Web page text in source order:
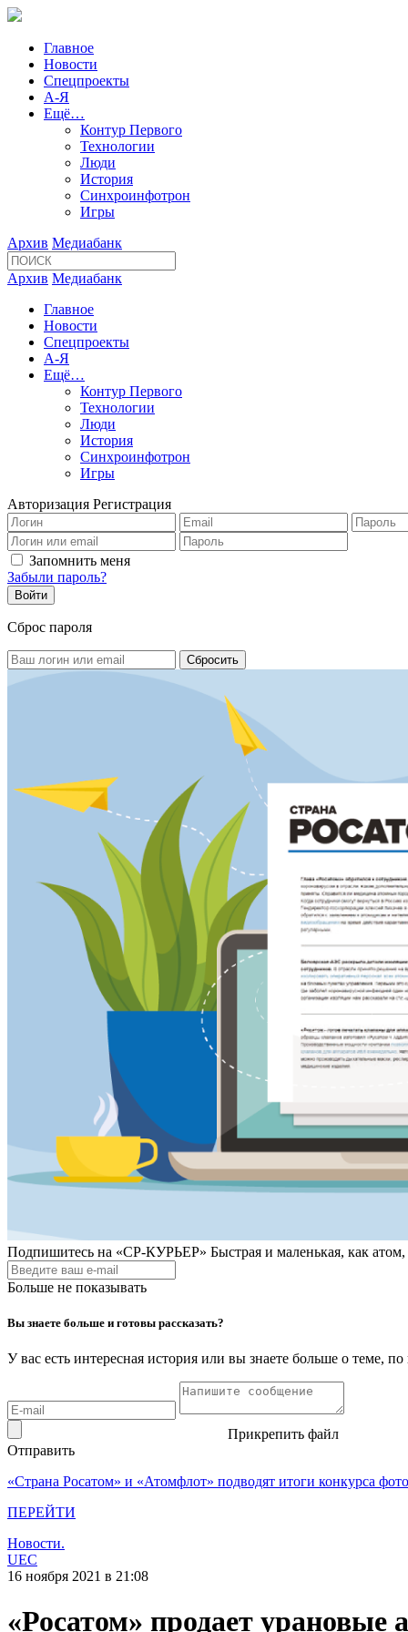
Главное
Новости
Спецпроекты
А-Я
Ещё…
Контур Первого
Технологии
Люди
История
Синхроинфотрон
Игры
Архив Медиабанк
Архив Медиабанк
Главное
Новости
Спецпроекты
А-Я
Ещё…
Контур Первого
Технологии
Люди
История
Синхроинфотрон
Игры
Авторизация Регистрация
Запомнить меня
Забыли пароль?
Сброс пароля
Подпишитесь на «СР-КУРЬЕР» Быстрая и маленькая, как
Больше не показывать
Вы знаете больше и готовы рассказать?
У вас есть интересная история или вы знаете больше о
Прикрепить файл
Отправить
«Страна Росатом» и «Атомфлот» подводят итоги конкурса
ПЕРЕЙТИ
Новости.
UEC
16 ноября 2021 в 21:08
«Росатом» продает